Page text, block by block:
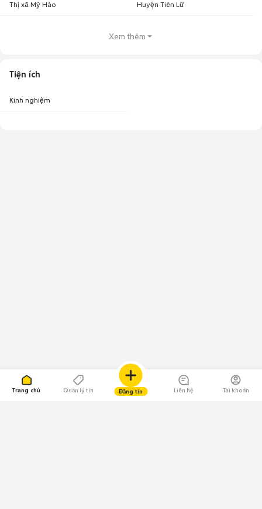
Trang chủ Quản lý tin Đăng tin Liên hệ Tài khoản
Thị xã Mỹ Hào Huyện Tiên Lữ
Xem thêm
Tiện ích
Kinh nghiệm